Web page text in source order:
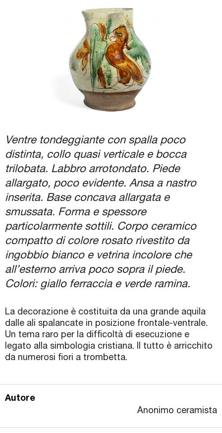
Ventre tondeggiante con spalla poco
distinta, collo quasi verticale e bocca
trilobata. Labbro arrotondato. Piede
allargato, poco evidente. Ansa a nastro
inserita. Base concava allargata e
smussata. Forma e spessore
particolarmente sottili. Corpo ceramico
compatto di colore rosato rivestito da
ingobbio bianco e vetrina incolore che
all’esterno arriva poco sopra il piede.
Colori: giallo ferraccia e verde ramina.
La decorazione è costituita da una grande aquila
dalle ali spalancate in posizione frontale-ventrale.
Un tema raro per la difficoltà di esecuzione e
legato alla simbologia cristiana. Il tutto è arricchito
da numerosi fiori a trombetta.
Autore
Anonimo ceramista